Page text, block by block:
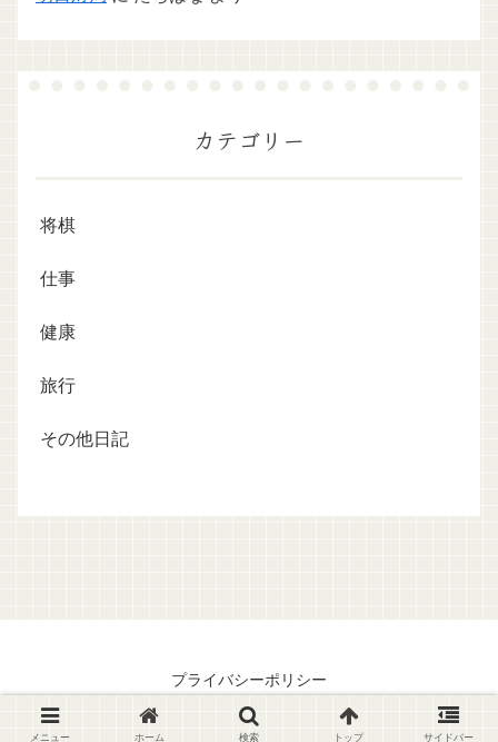
カテゴリー
将棋
仕事
健康
旅行
その他日記
プライバシーポリシー
© 2007 瀬川晶司のシャララ日記.
メニュー ホーム 検索 トップ サイドバー